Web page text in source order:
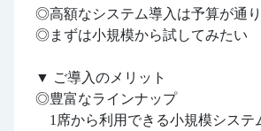
◎高額なシステム導入は予算が通
◎まずは小規模から試してみたい
▼ ご導入のメリット
◎豊富なラインナップ
1席から利用できる小規模システ